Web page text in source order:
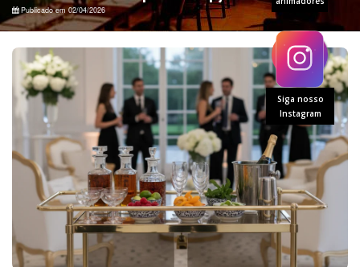
Siga nosso
Instagram
Publicado em 02/04/2026